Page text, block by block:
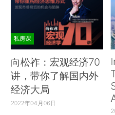
私房课
向松祚：宏观经济70
讲，带你了解国内外
经济大局
2022年04月06日